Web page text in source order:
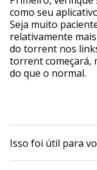
como seu
Seja muito
relativamente
do torrent nos
torrent começará,
do que o normal.
Isso foi útil para